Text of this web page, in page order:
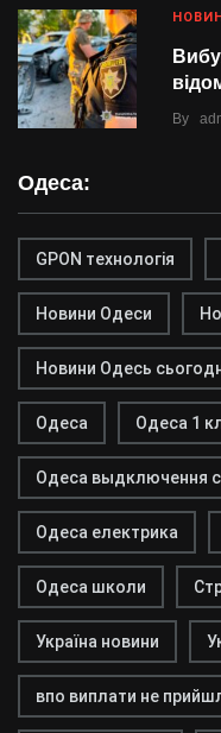
By
Одеса:
GPON технологія
Новини Одеси
Новини Одесь
Одеса Одеса 1
Одеса выдключення
Одеса електрика
Одеса школи
Україна новини
впо виплати не